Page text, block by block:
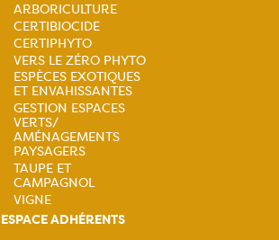
Navigation
principale
ARBORICULTURE
CERTIBIOCIDE
CERTIPHYTO
VERS LE ZÉRO PHYTO
ESPÈCES EXOTIQUES
ET ENVAHISSANTES
GESTION ESPACES
VERTS/
AMÉNAGEMENTS
PAYSAGERS
TAUPE ET
CAMPAGNOL
VIGNE
ESPACE ADHÉRENTS